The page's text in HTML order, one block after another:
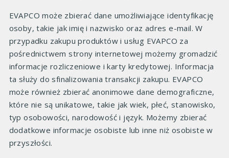
EVAPCO może zbierać dane umożliwiające identyfikację
osoby, takie jak imię i nazwisko oraz adres e-mail. W
przypadku zakupu produktów i usług EVAPCO za
pośrednictwem strony internetowej możemy gromadzić
informacje rozliczeniowe i karty kredytowej. Informacja
ta służy do sfinalizowania transakcji zakupu. EVAPCO
może również zbierać anonimowe dane demograficzne,
które nie są unikatowe, takie jak wiek, płeć, stanowisko,
typ osobowości, narodowość i język. Możemy zbierać
dodatkowe informacje osobiste lub inne niż osobiste w
przyszłości.